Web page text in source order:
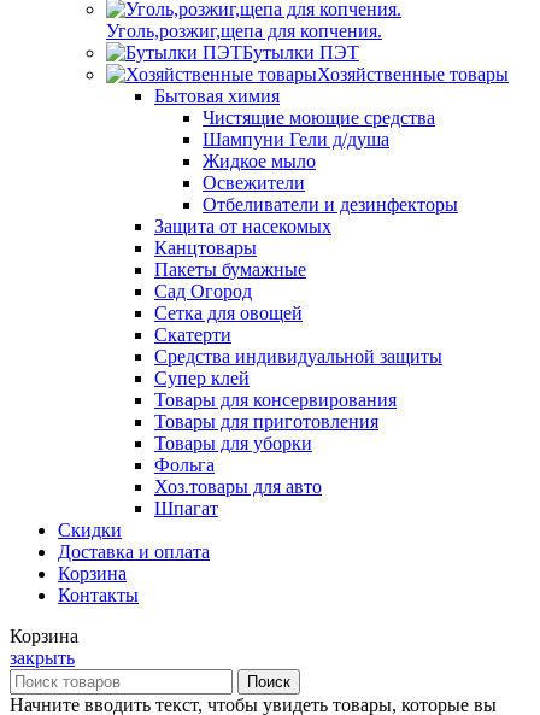
Уголь,розжиг,щепа для копчения.
Бутылки ПЭТ
Хозяйственные товары
Бытовая химия
Чистящие моющие средства
Шампуни Гели д/душа
Жидкое мыло
Освежители
Отбеливатели и дезинфекторы
Защита от насекомых
Канцтовары
Пакеты бумажные
Сад Огород
Сетка для овощей
Скатерти
Средства индивидуальной защиты
Супер клей
Товары для консервирования
Товары для приготовления
Товары для уборки
Фольга
Хоз.товары для авто
Шпагат
Скидки
Доставка и оплата
Корзина
Контакты
Корзина
закрыть
Поиск
Начните вводить текст, чтобы увидеть товары, которые вы